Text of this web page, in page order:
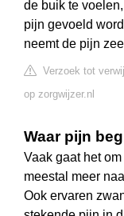
de buik te
pijn gevoeld
neemt de pijn
Verzoek tot
op zorgwijzer.nl
Waar pijn
Vaak gaat het
meestal meer
Ook ervaren